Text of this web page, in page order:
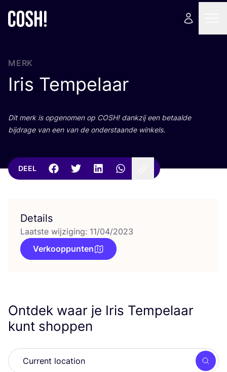
MERK
Iris Tempelaar
Dit merk is opge­no­men op COSH! dank­zij een betaal­de
bij­dra­ge van een van de onder­staan­de winkels.
DEEL
Details
Laatste wijziging: 11/04/2023
Verkooppunten
Ontdek waar je Iris Tempelaar
kunt shoppen
Zoek